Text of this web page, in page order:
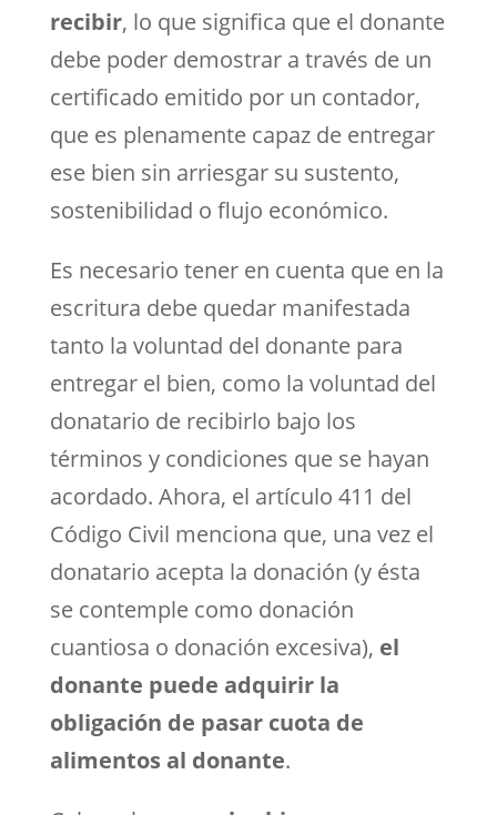
recibir, lo que significa que el donante
debe poder demostrar a través de un
certificado emitido por un contador,
que es plenamente capaz de entregar
ese bien sin arriesgar su sustento,
sostenibilidad o flujo económico.
Es necesario tener en cuenta que en la
escritura debe quedar manifestada
tanto la voluntad del donante para
entregar el bien, como la voluntad del
donatario de recibirlo bajo los
términos y condiciones que se hayan
acordado. Ahora, el artículo 411 del
Código Civil menciona que, una vez el
donatario acepta la donación (y ésta
se contemple como donación
cuantiosa o donación excesiva), el
donante puede adquirir la
obligación de pasar cuota de
alimentos al donante.